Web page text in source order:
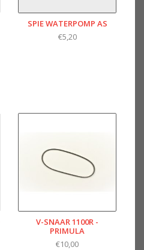
SPIE WATERPOMP AS
€5,20
V-SNAAR 1100R -
PRIMULA
€10,00